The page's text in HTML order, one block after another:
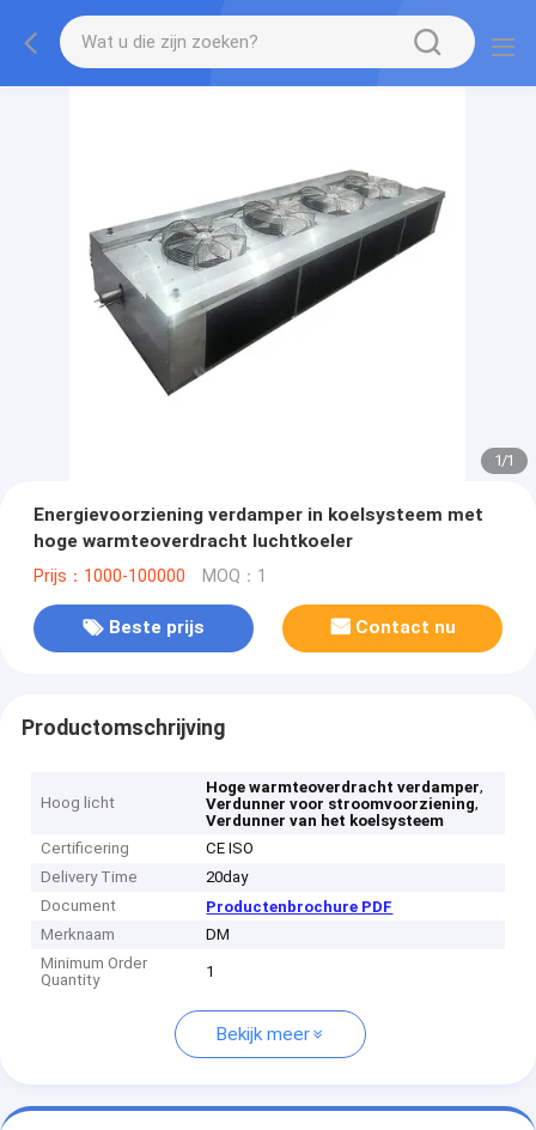
1/1
Energievoorziening verdamper in koelsysteem met
hoge warmteoverdracht luchtkoeler
Prijs：1000-100000 MOQ：1
Beste prijs Contact nu
Productomschrijving
Hoog licht
Hoge warmteoverdracht verdamper,
Verdunner voor stroomvoorziening,
Verdunner van het koelsysteem
Certificering
CE ISO
Delivery Time
20day
Document
Productenbrochure PDF
Merknaam
DM
Minimum Order
Quantity
1
Bekijk meer